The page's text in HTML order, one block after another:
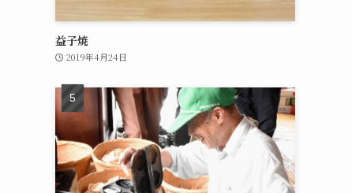
益子焼
2019年4月24日